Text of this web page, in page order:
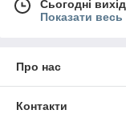
Сьогодні
Показати
Про нас
Контакти